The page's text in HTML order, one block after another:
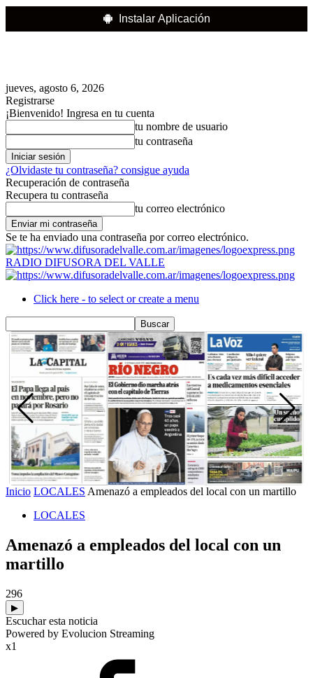
Instalar Aplicación
jueves, agosto 6, 2026
Registrarse
¡Bienvenido! Ingresa en tu cuenta
tu nombre de usuario
tu contraseña
¿Olvidaste tu contraseña? consigue ayuda
Recuperación de contraseña
Recupera tu contraseña
tu correo electrónico
Se te ha enviado una contraseña por correo electrónico.
RADIO DIFUSORA DEL VALLE
Click here - to select or create a menu
Inicio LOCALES Amenazó a empleados del local con un martillo
LOCALES
Amenazó a empleados del local con un
martillo
296
▶
Escuchar esta noticia
Powered by Evolucion Streaming
x1